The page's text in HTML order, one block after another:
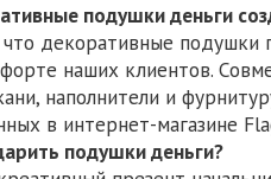
подушки деньги
декоративные
наших клиентов.
наполнители и
в интернет-магазине
подушки деньги?